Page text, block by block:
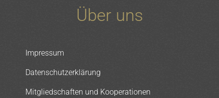
Über uns
Impressum
Datenschutzerklärung
Mitgliedschaften und Kooperationen